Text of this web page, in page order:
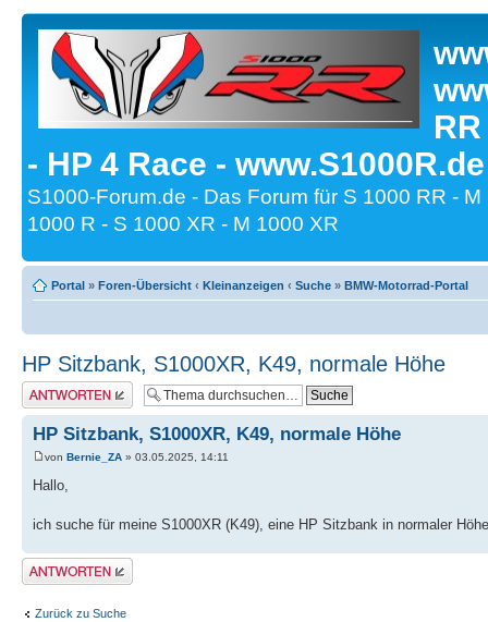
- HP 4 Race -
S1000-Forum.de - Das Forum für S 1000 RR -
1000 R - S 1000 XR - M 1000 XR
Portal » Foren-Übersicht ‹ Kleinanzeigen ‹ Suche » BMW-Motorrad-Portal
HP Sitzbank, S1000XR, K49, normale Höhe
Antwort erstellen
HP Sitzbank, S1000XR, K49, normale Höhe
von Bernie_ZA » 03.05.2025, 14:11
Hallo,
ich suche für meine S1000XR (K49), eine HP Sitzbank in normaler
Antwort erstellen
Zurück zu Suche